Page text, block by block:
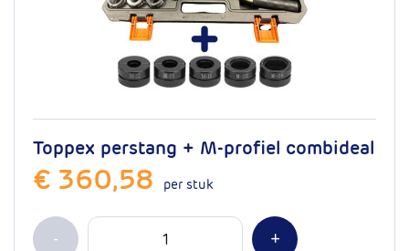
Toppex perstang + M-profiel combideal
€ 360,58 per stuk
- Min 1
Aantal
+Plus 1